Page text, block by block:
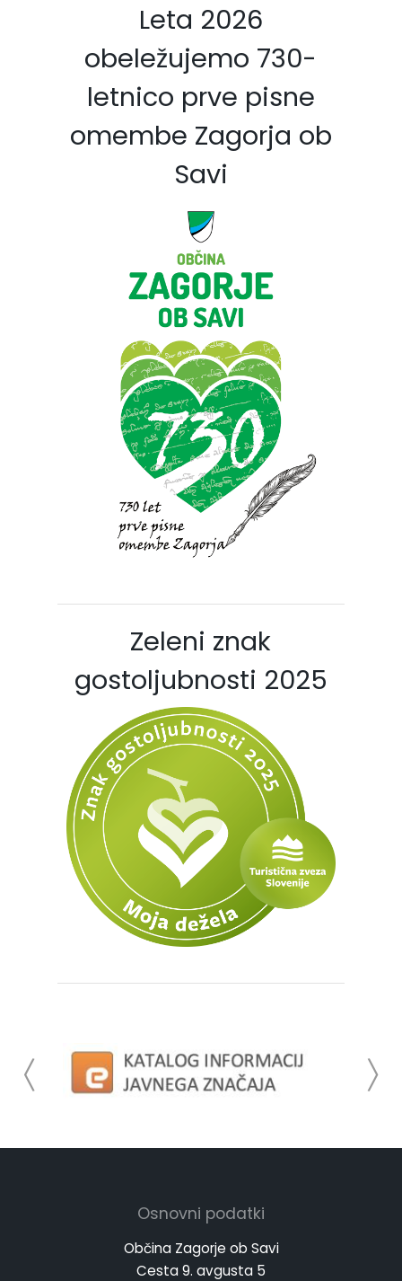
Leta 2026
obeležujemo 730-
letnico prve pisne
omembe Zagorja ob
Savi
Zeleni znak
gostoljubnosti 2025
Osnovni podatki
Občina Zagorje ob Savi
Cesta 9. avgusta 5